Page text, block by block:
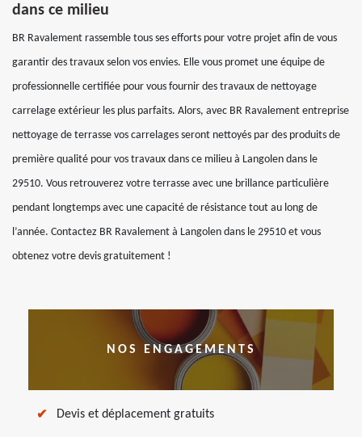
dans ce milieu
BR Ravalement rassemble tous ses efforts pour votre projet afin de vous
garantir des travaux selon vos envies. Elle vous promet une équipe de
professionnelle certifiée pour vous fournir des travaux de nettoyage
carrelage extérieur les plus parfaits. Alors, avec BR Ravalement entreprise
nettoyage de terrasse vos carrelages seront nettoyés par des produits de
première qualité pour vos travaux dans ce milieu à Langolen dans le
29510. Vous retrouverez votre terrasse avec une brillance particulière
pendant longtemps avec une capacité de résistance tout au long de
l’année. Contactez BR Ravalement à Langolen dans le 29510 et vous
obtenez votre devis gratuitement !
NOS ENGAGEMENTS
Devis et déplacement gratuits